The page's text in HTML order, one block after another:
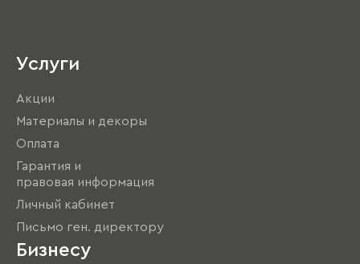
Услуги
Акции
Материалы и декоры
Оплата
Гарантия и
правовая информация
Личный кабинет
Письмо ген. директору
Бизнесу